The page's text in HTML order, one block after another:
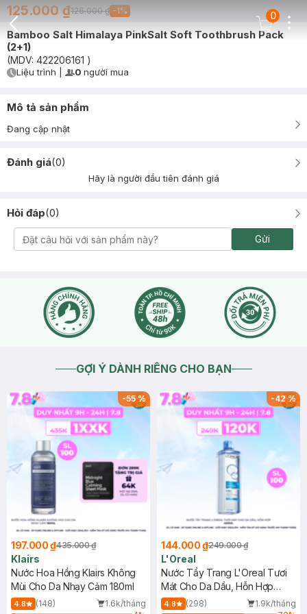
Back Icon
Cart Icon
0
125.000 ₫126.000 ₫ -1%
Bamboo Salt Himalaya PinkSalt Soft Toothbrush Pack
(2+1)
(MDV: 422206161 )
Timer Gray Icon
Liệu trình User Product Icon
0 người mua
Mô tả sản phẩm
Đang cập nhật
Đánh giá(0)
Hãy là người đầu tiên đánh giá
Hỏi đáp(0)
Gửi
GỢI Ý DÀNH RIÊNG CHO BẠN
-55%
197.000 ₫435.000 ₫
Klairs
Nước Hoa Hồng Klairs Không
Mùi Cho Da Nhạy Cảm 180ml
4.8 (148)
1.6k/tháng
-42%
144.000 ₫249.000 ₫
L'Oreal
Nước Tẩy Trang L'Oreal Tươi
Mát Cho Da Dầu, Hỗn Hợp
400ml
4.8 (298)
1.9k/tháng